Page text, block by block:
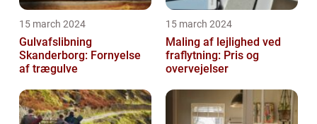
15 march 2024
Gulvafslibning
Skanderborg: Fornyelse
af trægulve
15 march 2024
Maling af lejlighed ved
fraflytning: Pris og
overvejelser